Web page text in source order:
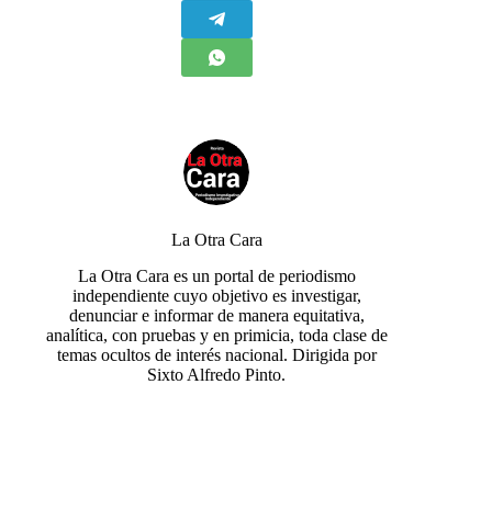
La Otra Cara
La Otra Cara es un portal de periodismo
independiente cuyo objetivo es investigar,
denunciar e informar de manera equitativa,
analítica, con pruebas y en primicia, toda clase de
temas ocultos de interés nacional. Dirigida por
Sixto Alfredo Pinto.